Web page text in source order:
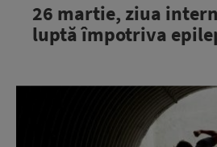
26 martie, ziua
luptă împotriva